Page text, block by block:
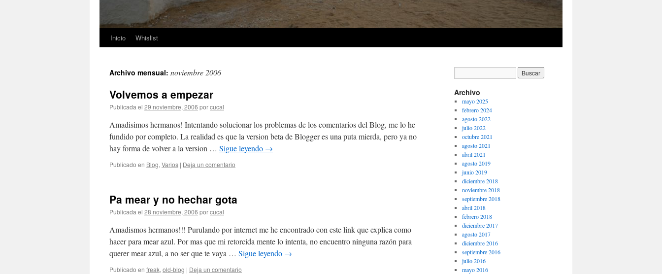
Inicio Whislist
Archivo mensual: noviembre 2006
Volvemos a empezar
Publicada el 29 noviembre, 2006 porcucal
Amadisimos hermanos! Intentando solucionar los problemas de los comentarios del Blog, me lo he
fundido por completo. La realidad es que la version beta de Blogger es una puta mierda, pero ya no
hay forma de volver a la version … Sigue leyendo →
Publicado en Blog, Varios | Deja un comentario
Pa mear y no hechar gota
Publicada el 28 noviembre, 2006 porcucal
Amadismos hermanos!!! Purulando por internet me he encontrado con este link que explica como
hacer para mear azul. Por mas que mi retorcida mente lo intenta, no encuentro ninguna razón para
querer mear azul, a no ser que te vaya … Sigue leyendo →
Publicado en freak, old-blog | Deja un comentario
Archivo
mayo 2025
febrero 2024
agosto 2022
julio 2022
octubre 2021
agosto 2021
abril 2021
agosto 2019
junio 2019
diciembre 2018
noviembre 2018
septiembre 2018
abril 2018
febrero 2018
diciembre 2017
agosto 2017
diciembre 2016
septiembre 2016
julio 2016
mayo 2016